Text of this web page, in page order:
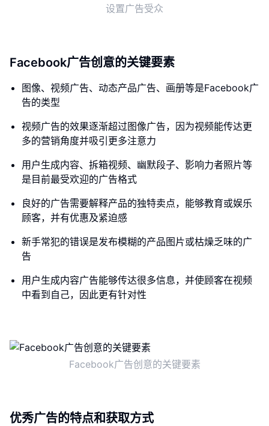
设置广告受众
Facebook广告创意的关键要素
图像、视频广告、动态产品广告、画册等是Facebook广
告的类型
视频广告的效果逐渐超过图像广告，因为视频能传达更
多的营销角度并吸引更多注意力
用户生成内容、拆箱视频、幽默段子、影响力者照片等
是目前最受欢迎的广告格式
良好的广告需要解释产品的独特卖点，能够教育或娱乐
顾客，并有优惠及紧迫感
新手常犯的错误是发布模糊的产品图片或枯燥乏味的广
告
用户生成内容广告能够传达很多信息，并使顾客在视频
中看到自己，因此更有针对性
Facebook广告创意的关键要素
优秀广告的特点和获取方式